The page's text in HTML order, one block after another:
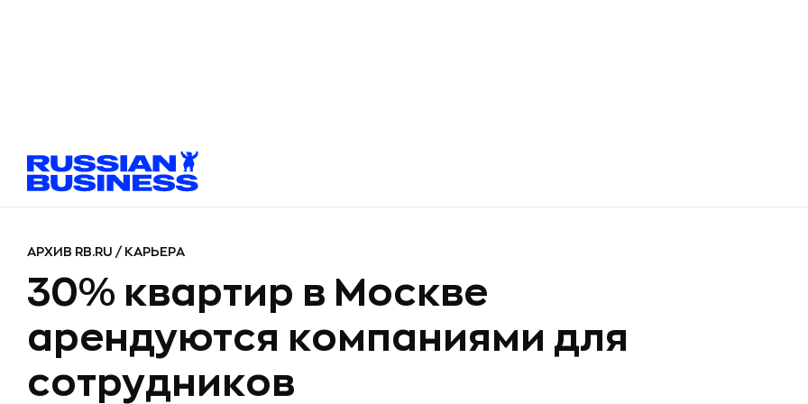
АРХИВ RB.RU / КАРЬЕРА
30% квартир в Москве
арендуются компаниями для
сотрудников